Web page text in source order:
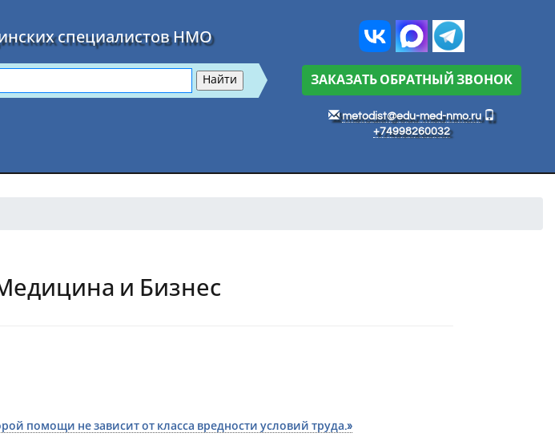
специалистов НМО
ЗАКАЗАТЬ ОБРАТНЫЙ ЗВОНОК
metodist@edu-med-nmo.ru
+74998260032
и Бизнес
помощи не зависит от класса вредности условий труда.»